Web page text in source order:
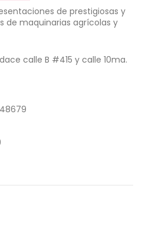
de prestigiosas y
de maquinarias agrícolas y
calle B #415 y calle 10ma.